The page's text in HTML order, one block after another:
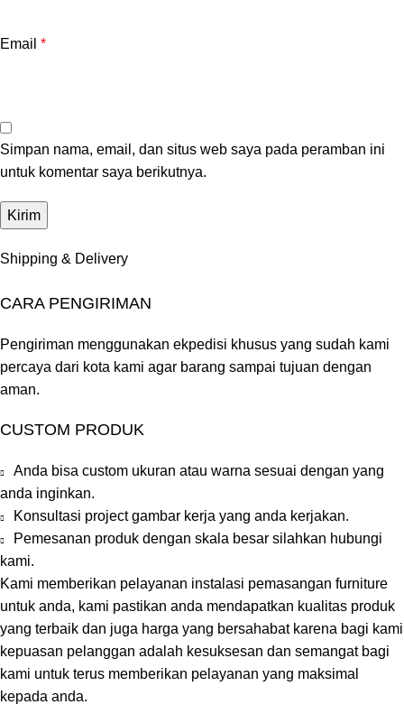
Email *
Simpan nama, email, dan situs web saya pada peramban ini
untuk komentar saya berikutnya.
Shipping & Delivery
CARA PENGIRIMAN
Pengiriman menggunakan ekpedisi khusus yang sudah kami
percaya dari kota kami agar barang sampai tujuan dengan
aman.
CUSTOM PRODUK
Anda bisa custom ukuran atau warna sesuai dengan yang
anda inginkan.
Konsultasi project gambar kerja yang anda kerjakan.
Pemesanan produk dengan skala besar silahkan hubungi
kami.
Kami memberikan pelayanan instalasi pemasangan furniture
untuk anda, kami pastikan anda mendapatkan kualitas produk
yang terbaik dan juga harga yang bersahabat karena bagi kami
kepuasan pelanggan adalah kesuksesan dan semangat bagi
kami untuk terus memberikan pelayanan yang maksimal
kepada anda.